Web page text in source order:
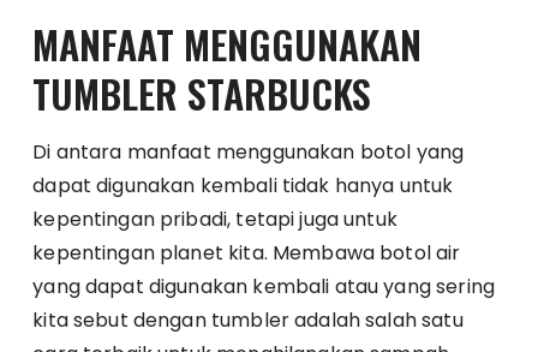
MANFAAT MENGGUNAKAN
TUMBLER STARBUCKS
Di antara manfaat menggunakan botol yang
dapat digunakan kembali tidak hanya untuk
kepentingan pribadi, tetapi juga untuk
kepentingan planet kita. Membawa botol air
yang dapat digunakan kembali atau yang sering
kita sebut dengan tumbler adalah salah satu